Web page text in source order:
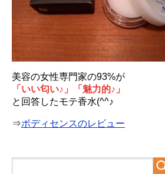
美容の女性専門家の93%が
「いい匂い♪」「魅力的♪」
と回答したモテ香水(^^♪
⇒ボディセンスのレビュー